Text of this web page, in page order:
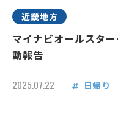
近畿地方
マイナビオールスタ
動報告
2025.07.22 日帰り